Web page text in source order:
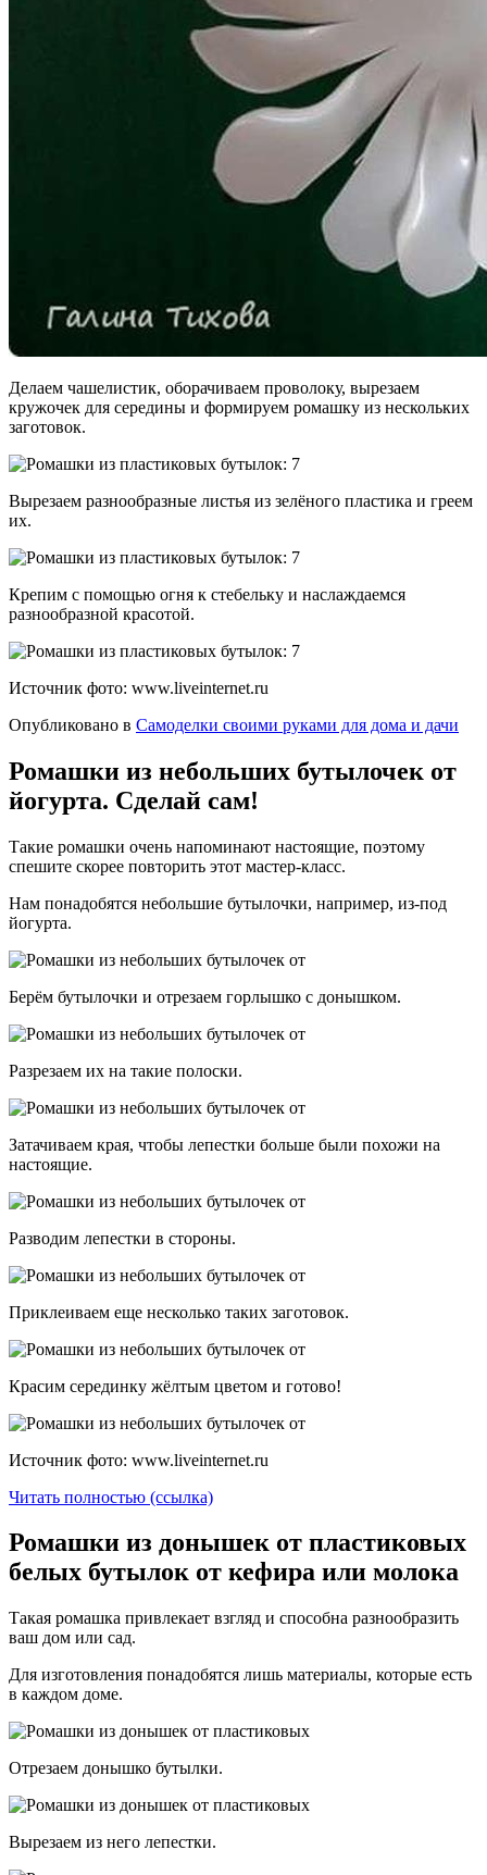
Делаем чашелистик, оборачиваем проволоку, вырезаем
кружочек для середины и формируем ромашку из нескольких
заготовок.
Вырезаем разнообразные листья из зелёного пластика и греем
их.
Крепим с помощью огня к стебельку и наслаждаемся
разнообразной красотой.
Источник фото: www.liveinternet.ru
Опубликовано в Самоделки своими руками для дома и дачи
Ромашки из небольших бутылочек от
йогурта. Сделай сам!
Такие ромашки очень напоминают настоящие, поэтому
спешите скорее повторить этот мастер-класс.
Нам понадобятся небольшие бутылочки, например, из-под
йогурта.
Берём бутылочки и отрезаем горлышко с донышком.
Разрезаем их на такие полоски.
Затачиваем края, чтобы лепестки больше были похожи на
настоящие.
Разводим лепестки в стороны.
Приклеиваем еще несколько таких заготовок.
Красим серединку жёлтым цветом и готово!
Источник фото: www.liveinternet.ru
Читать полностью (ссылка)
Ромашки из донышек от пластиковых
белых бутылок от кефира или молока
Такая ромашка привлекает взгляд и способна разнообразить
ваш дом или сад.
Для изготовления понадобятся лишь материалы, которые есть
в каждом доме.
Отрезаем донышко бутылки.
Вырезаем из него лепестки.